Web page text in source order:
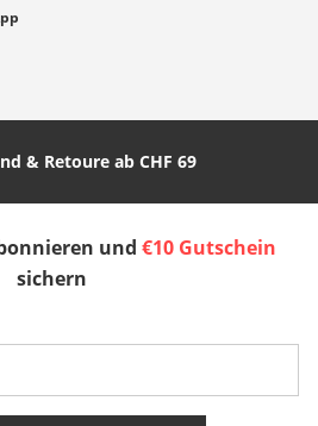
Italia (Italiano) Italien (Deutsch)
Slovenija
Danmark Norge
Länder
& Retoure ab CHF 69
und €10 Gutschein
sichern